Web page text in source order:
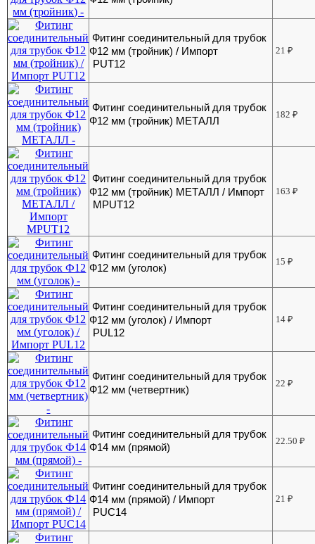
Фитинг соединительный для трубок
Ф12 мм (тройник) / Импорт
PUT12
21₽
Фитинг соединительный для трубок
Ф12 мм (тройник) МЕТАЛЛ
182₽
Фитинг соединительный для трубок
Ф12 мм (тройник) МЕТАЛЛ / Импорт
MPUT12
163₽
Фитинг соединительный для трубок
Ф12 мм (уголок)
15₽
Фитинг соединительный для трубок
Ф12 мм (уголок) / Импорт
PUL12
14₽
Фитинг соединительный для трубок
Ф12 мм (четвертник)
22₽
Фитинг соединительный для трубок
Ф14 мм (прямой)
22.50₽
Фитинг соединительный для трубок
Ф14 мм (прямой) / Импорт
PUC14
21₽